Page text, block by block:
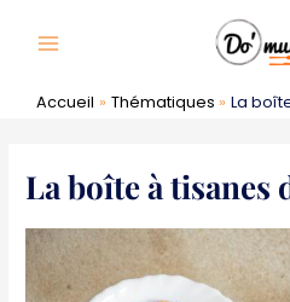
Menu
Accueil Thématiques La
La boîte à tisanes